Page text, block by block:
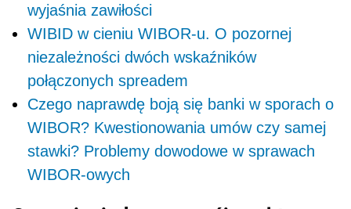
wyjaśnia zawiłości
WIBID w cieniu WIBOR-u. O pozornej
niezależności dwóch wskaźników
połączonych spreadem
Czego naprawdę boją się banki w sporach o
WIBOR? Kwestionowania umów czy samej
stawki? Problemy dowodowe w sprawach
WIBOR-owych